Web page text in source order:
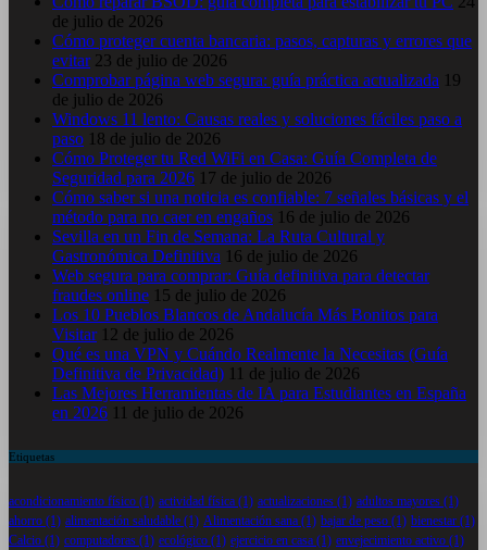
de julio de 2026
Cómo proteger cuenta bancaria: pasos, capturas y errores que
evitar 23 de julio de 2026
Comprobar página web segura: guía práctica actualizada 19
de julio de 2026
Windows 11 lento: Causas reales y soluciones fáciles paso a
paso 18 de julio de 2026
Cómo Proteger tu Red WiFi en Casa: Guía Completa de
Seguridad para 2026 17 de julio de 2026
Cómo saber si una noticia es confiable: 7 señales básicas y el
método para no caer en engaños 16 de julio de 2026
Sevilla en un Fin de Semana: La Ruta Cultural y
Gastronómica Definitiva 16 de julio de 2026
Web segura para comprar: Guía definitiva para detectar
fraudes online 15 de julio de 2026
Los 10 Pueblos Blancos de Andalucía Más Bonitos para
Visitar 12 de julio de 2026
Qué es una VPN y Cuándo Realmente la Necesitas (Guía
Definitiva de Privacidad) 11 de julio de 2026
Las Mejores Herramientas de IA para Estudiantes en España
en 2026 11 de julio de 2026
Etiquetas
acondicionamiento físico (1) actividad física (1) actualizaciones (1) adultos mayores (1)
ahorro (1) alimentación saludable (1) Alimentación sana (1) bajar de peso (1) bienestar (1)
Calcio (1) computadoras (1) ecológico (1) ejercicio en casa (1) envejecimiento activo (1)